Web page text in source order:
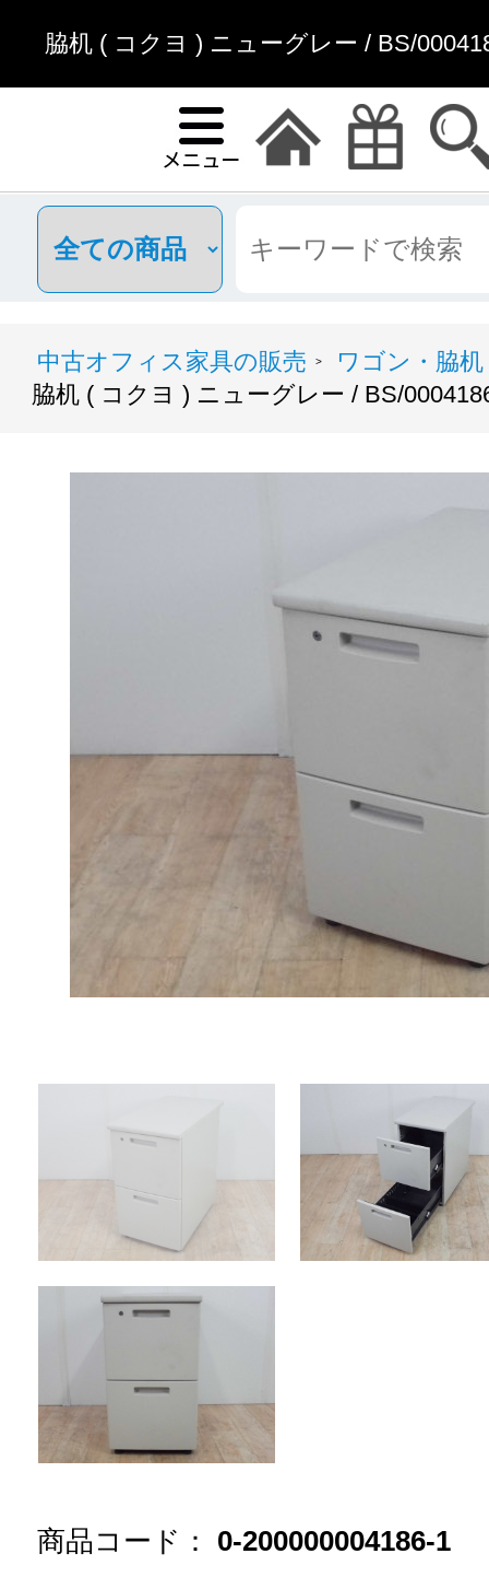
脇机 ( コクヨ ) ニューグレー / BS/
中古オフィス家具の販売 >
ワゴン・脇机
脇机 ( コクヨ ) ニューグレー / BS/
商品コード： 0-200000004186-1